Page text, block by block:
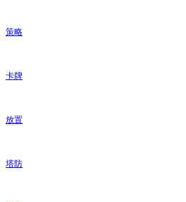
策略
卡牌
放置
塔防